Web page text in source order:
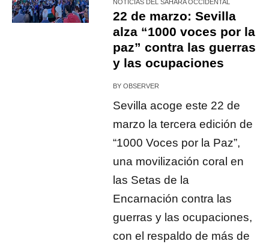
NOTICIAS DEL SÁHARA OCCIDENTAL
22 de marzo: Sevilla
alza “1000 voces por la
paz” contra las guerras
y las ocupaciones
BYOBSERVER
Sevilla acoge este 22 de
marzo la tercera edición de
“1000 Voces por la Paz”,
una movilización coral en
las Setas de la
Encarnación contra las
guerras y las ocupaciones,
con el respaldo de más de